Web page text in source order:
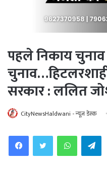
पहले निकाय
सरकार : ललित
CityNewsHaldwani - न्यूज़ डेस्क
WhatsApp